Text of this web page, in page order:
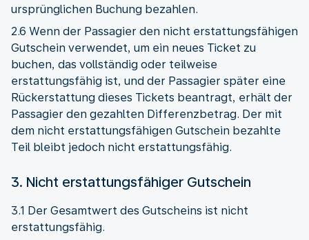
ursprünglichen Buchung bezahlen.
2.6 Wenn der Passagier den nicht erstattungsfähigen
Gutschein verwendet, um ein neues Ticket zu
buchen, das vollständig oder teilweise
erstattungsfähig ist, und der Passagier später eine
Rückerstattung dieses Tickets beantragt, erhält der
Passagier den gezahlten Differenzbetrag. Der mit
dem nicht erstattungsfähigen Gutschein bezahlte
Teil bleibt jedoch nicht erstattungsfähig.
3. Nicht erstattungsfähiger Gutschein
3.1 Der Gesamtwert des Gutscheins ist nicht
erstattungsfähig.